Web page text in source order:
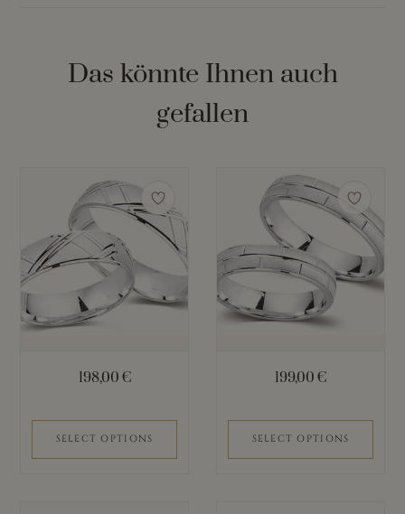
Das könnte Ihnen auch
gefallen
198,00 €
SELECT OPTIONS
199,00 €
SELECT OPTIONS